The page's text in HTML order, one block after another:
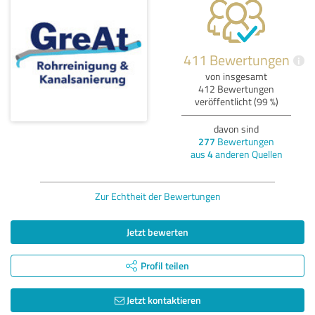
411 Bewertungen i
von insgesamt
412 Bewertungen
veröffentlicht (99 %)
davon sind
277 Bewertungen
aus 4anderen Quellen
Zur Echtheit der Bewertungen
Jetzt bewerten
Profil teilen
Jetzt kontaktieren